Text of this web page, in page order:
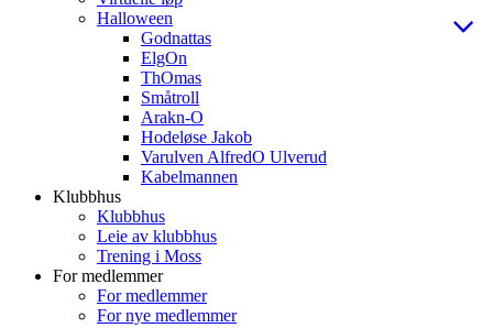
Halloween
Godnattas
ElgOn
ThOmas
Småtroll
Arakn-O
Hodeløse Jakob
Varulven AlfredO Ulverud
Kabelmannen
Klubbhus
Klubbhus
Leie av klubbhus
Trening i Moss
For medlemmer
For medlemmer
For nye medlemmer